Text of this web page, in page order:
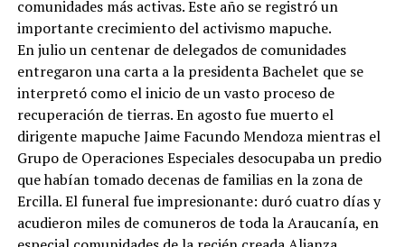
comunidades más activas. Este año se registró un
importante crecimiento del activismo mapuche.
En julio un centenar de delegados de comunidades
entregaron una carta a la presidenta Bachelet que se
interpretó como el inicio de un vasto proceso de
recuperación de tierras. En agosto fue muerto el
dirigente mapuche Jaime Facundo Mendoza mientras el
Grupo de Operaciones Especiales desocupaba un predio
que habían tomado decenas de familias en la zona de
Ercilla. El funeral fue impresionante: duró cuatro días y
acudieron miles de comuneros de toda la Araucanía, en